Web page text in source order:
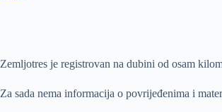
Zemljotres je registrovan na dubini od osam
Za sada nema informacija o povrijeđenima i